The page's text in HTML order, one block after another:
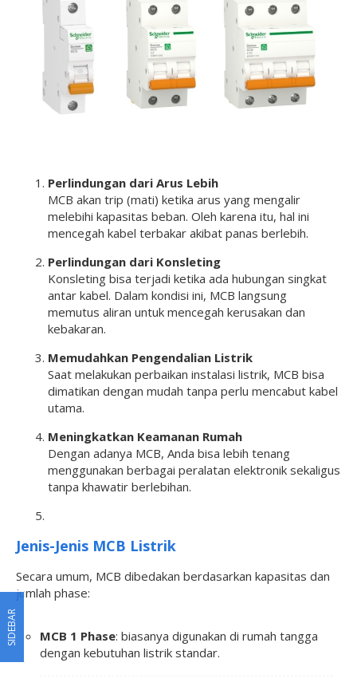
Perlindungan dari Arus Lebih
MCB akan trip (mati) ketika arus yang mengalir
melebihi kapasitas beban. Oleh karena itu, hal ini
mencegah kabel terbakar akibat panas berlebih.
Perlindungan dari Konsleting
Konsleting bisa terjadi ketika ada hubungan singkat
antar kabel. Dalam kondisi ini, MCB langsung
memutus aliran untuk mencegah kerusakan dan
kebakaran.
Memudahkan Pengendalian Listrik
Saat melakukan perbaikan instalasi listrik, MCB bisa
dimatikan dengan mudah tanpa perlu mencabut kabel
utama.
Meningkatkan Keamanan Rumah
Dengan adanya MCB, Anda bisa lebih tenang
menggunakan berbagai peralatan elektronik sekaligus
tanpa khawatir berlebihan.
Jenis-Jenis MCB Listrik
Secara umum, MCB dibedakan berdasarkan kapasitas dan
jumlah phase:
MCB 1 Phase: biasanya digunakan di rumah tangga
dengan kebutuhan listrik standar.
SIDEBAR